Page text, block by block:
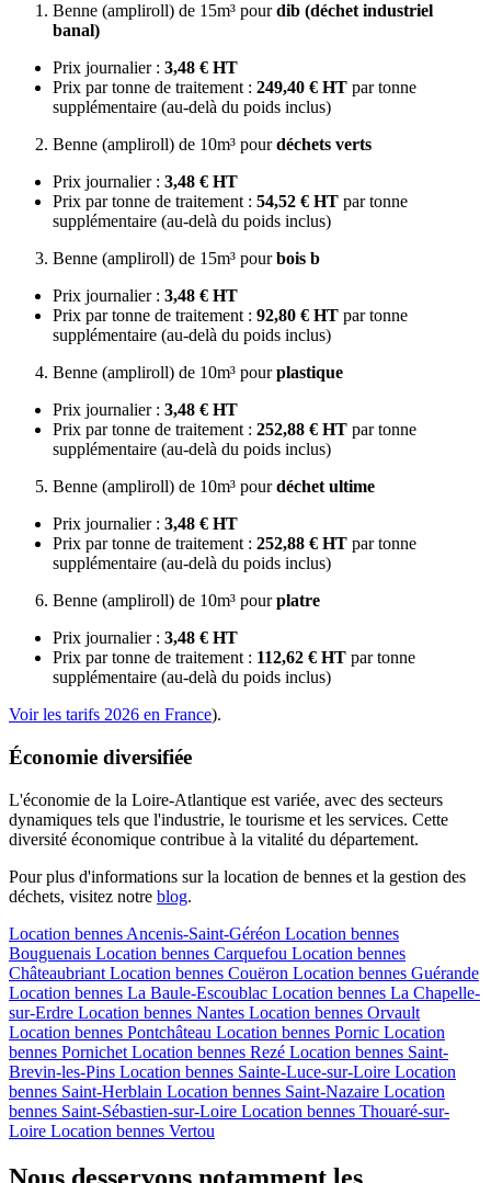
Benne (ampliroll) de 15m³ pourdib (déchet industriel
banal)
Prix journalier : 3,48 € HT
Prix par tonne de traitement : 249,40 € HT par tonne
supplémentaire (au-delà du poids inclus)
Benne (ampliroll) de 10m³ pourdéchets verts
Prix journalier : 3,48 € HT
Prix par tonne de traitement : 54,52 € HT par tonne
supplémentaire (au-delà du poids inclus)
Benne (ampliroll) de 15m³ pourbois b
Prix journalier : 3,48 € HT
Prix par tonne de traitement : 92,80 € HT par tonne
supplémentaire (au-delà du poids inclus)
Benne (ampliroll) de 10m³ pourplastique
Prix journalier : 3,48 € HT
Prix par tonne de traitement : 252,88 € HT par tonne
supplémentaire (au-delà du poids inclus)
Benne (ampliroll) de 10m³ pourdéchet ultime
Prix journalier : 3,48 € HT
Prix par tonne de traitement : 252,88 € HT par tonne
supplémentaire (au-delà du poids inclus)
Benne (ampliroll) de 10m³ pourplatre
Prix journalier : 3,48 € HT
Prix par tonne de traitement : 112,62 € HT par tonne
supplémentaire (au-delà du poids inclus)
Voir les tarifs 2026 en France).
Économie diversifiée
L'économie de la Loire-Atlantique est variée, avec des secteurs
dynamiques tels que l'industrie, le tourisme et les services. Cette
diversité économique contribue à la vitalité du département.
Pour plus d'informations sur la location de bennes et la gestion des
déchets, visitez notre blog.
Location bennes Ancenis-Saint-Géréon Location bennes
Bouguenais Location bennes Carquefou Location bennes
Châteaubriant Location bennes Couëron Location bennes Guérande
Location bennes La Baule-Escoublac Location bennes La Chapelle-
sur-Erdre Location bennes Nantes Location bennes Orvault
Location bennes Pontchâteau Location bennes Pornic Location
bennes Pornichet Location bennes Rezé Location bennes Saint-
Brevin-les-Pins Location bennes Sainte-Luce-sur-Loire Location
bennes Saint-Herblain Location bennes Saint-Nazaire Location
bennes Saint-Sébastien-sur-Loire Location bennes Thouaré-sur-
Loire Location bennes Vertou